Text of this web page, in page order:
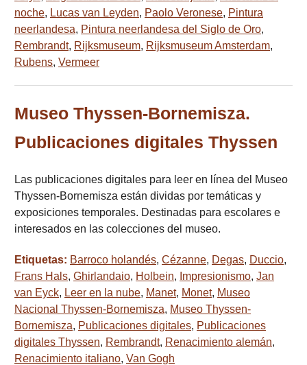
noche, Lucas van Leyden, Paolo Veronese, Pintura
neerlandesa, Pintura neerlandesa del Siglo de Oro,
Rembrandt, Rijksmuseum, Rijksmuseum Amsterdam,
Rubens, Vermeer
Museo Thyssen-Bornemisza.
Publicaciones digitales Thyssen
Las publicaciones digitales para leer en línea del Museo
Thyssen-Bornemisza están dividas por temáticas y
exposiciones temporales. Destinadas para escolares e
interesados en las colecciones del museo.
Etiquetas: Barroco holandés, Cézanne, Degas, Duccio,
Frans Hals, Ghirlandaio, Holbein, Impresionismo, Jan
van Eyck, Leer en la nube, Manet, Monet, Museo
Nacional Thyssen-Bornemisza, Museo Thyssen-
Bornemisza, Publicaciones digitales, Publicaciones
digitales Thyssen, Rembrandt, Renacimiento alemán,
Renacimiento italiano, Van Gogh